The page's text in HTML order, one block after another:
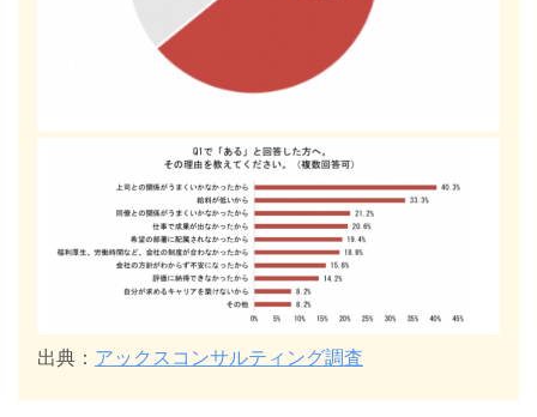
出典： アックスコンサルティング調査